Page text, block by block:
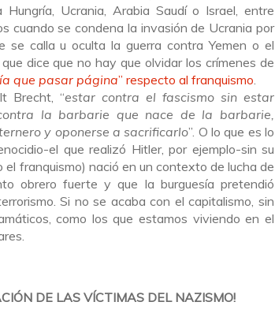
Ucrania, Arabia Saudí o Israel, entre
cuando se condena la invasión de Ucrania por
se calla u oculta la guerra contra Yemen o el
dice que no hay que olvidar los crímenes de
que pasar página” respecto al franquismo
Brecht, “estar contra el fascismo sin estar
la barbarie que nace de la barbarie,
y oponerse a sacrificarlo”. O lo que es lo
el que realizó Hitler, por ejemplo-sin su
franquismo) nació en un contexto de lucha de
obrero fuerte y que la burguesía pretendió
Si no se acaba con el capitalismo, sin
como los que estamos viviendo en el
DE LAS VÍCTIMAS DEL NAZISMO!